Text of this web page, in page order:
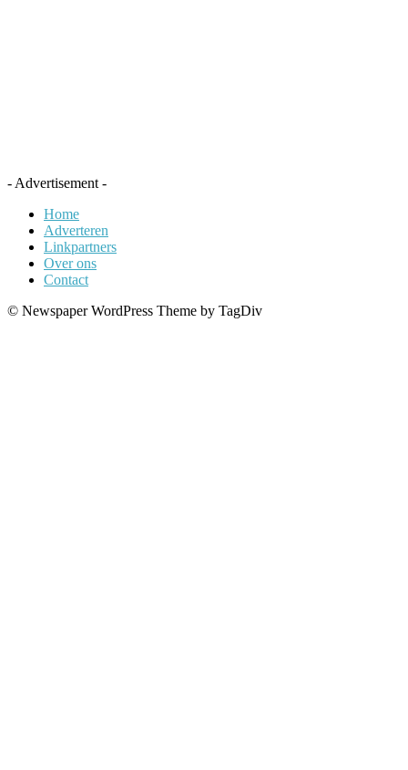
- Advertisement -
Home
Adverteren
Linkpartners
Over ons
Contact
© Newspaper WordPress Theme by TagDiv